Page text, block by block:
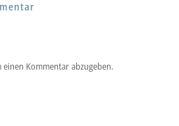
Kommentar abzugeben.